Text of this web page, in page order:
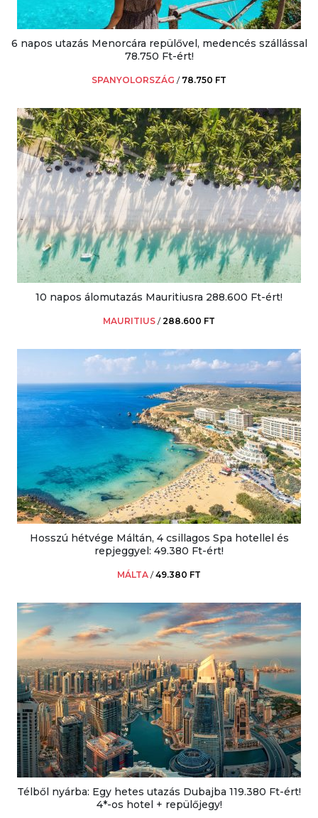
6 napos utazás Menorcára repülővel, medencés szállással
78.750 Ft-ért!
SPANYOLORSZÁG / 78.750 FT
10 napos álomutazás Mauritiusra 288.600 Ft-ért!
MAURITIUS /288.600 FT
Hosszú hétvége Máltán, 4 csillagos Spa hotellel és
repjeggyel: 49.380 Ft-ért!
MÁLTA /49.380 FT
Télből nyárba: Egy hetes utazás Dubajba 119.380 Ft-ért!
4*-os hotel + repülőjegy!